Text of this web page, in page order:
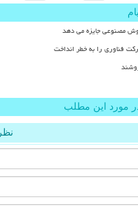
مصنوعی جایزه می دهد
فناوری را به خطر انداخت
در مورد این مطلب